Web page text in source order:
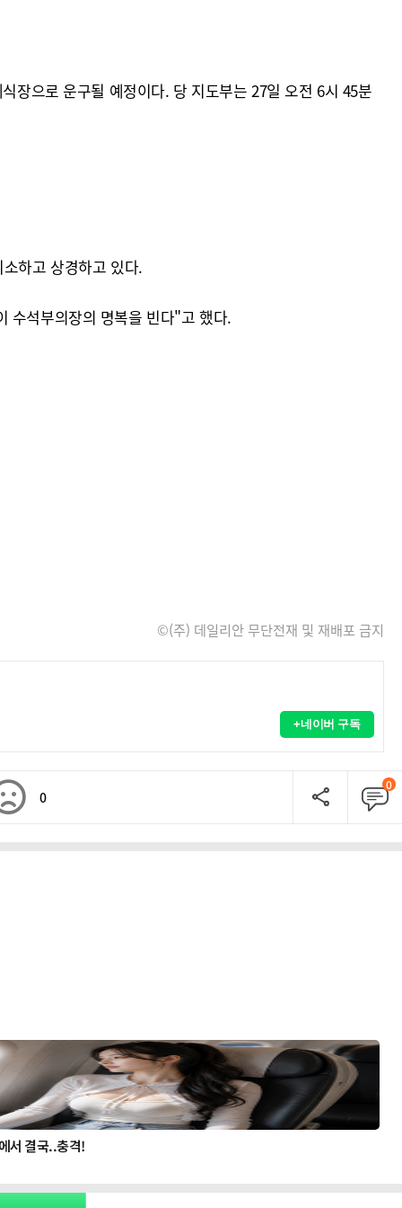
장으로 운구될 예정이다. 당 지도부는 27일 오전 6시 45분
하고 상경하고 있다.
수석부의장의 명복을 빈다"고 했다.
©(주) 데일리안 무단전재 및 재배포 금지
+네이버 구독
0
0